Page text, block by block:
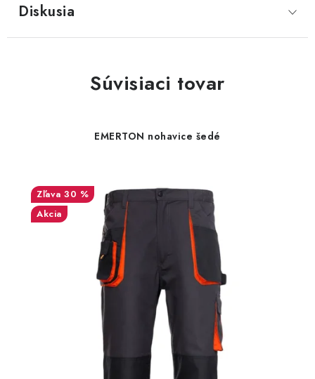
Diskusia
Súvisiaci tovar
EMERTON nohavice šedé
30 %
Akcia